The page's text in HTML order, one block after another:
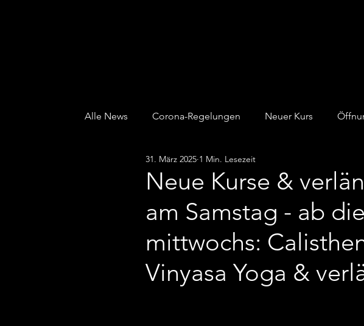
Alle News Corona-Regelungen Neuer Kurs
Kinder & Jugend Kurse Sauna
Neue Kurse &
am Samstag - ab
mittwochs:
Vinyasa Yoga &
31. März 2025 1 Min. Lesezeit